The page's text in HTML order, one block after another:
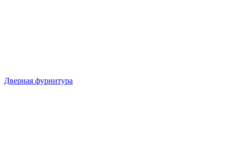
Дверная фурнитура